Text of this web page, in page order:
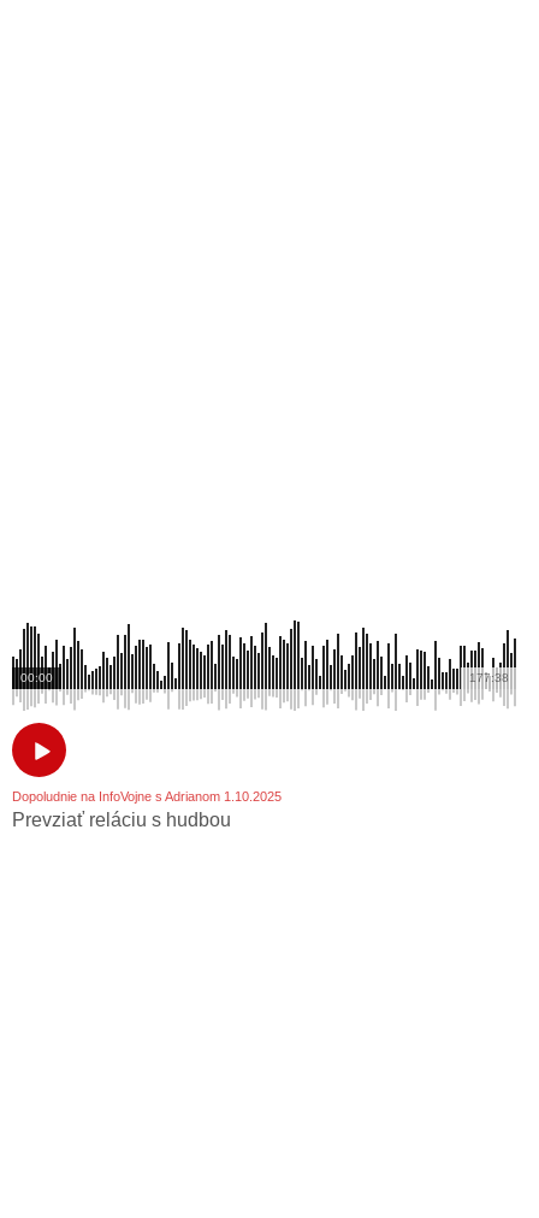
177:38
00:00
Dopoludnie na InfoVojne s Adrianom 1.10.2025
Prevziať reláciu s hudbou